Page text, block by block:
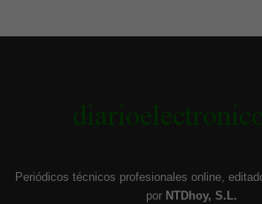
Periódicos técnicos profesionales online,
por NTDhoy, S.L.